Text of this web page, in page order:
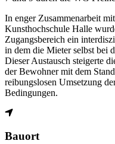
In enger Zusammenarbeit
Kunsthochschule Halle
Zugangsbereich ein
in dem die Mieter selbst bei
Dieser Austausch steigerte
der Bewohner mit dem
reibungslosen Umsetzung
Bedingungen.
Bauort